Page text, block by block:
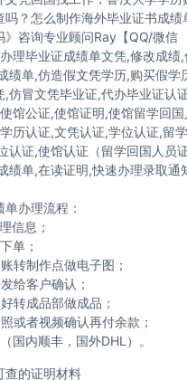
吗？怎么制作海外毕业证书成绩
》咨询专业顾问Ray【QQ/微信
理毕业证成绩单文凭,修改成绩,
绩单,仿造假文凭学历,购买假学
,仿冒文凭毕业证,代办毕业证认
馆公证,使馆证明,使馆留学回国
历认证,文凭认证,学位认证,留
认证,使馆认证（留学回国人员
绩单,在读证明,快速办理录取通
办理流程：
信息；
单；
转制作点做电子图；
给客户确认；
转成品部做成品；
或者视频确认再付余款；
国内顺丰，国外DHL）。
查的证明材料